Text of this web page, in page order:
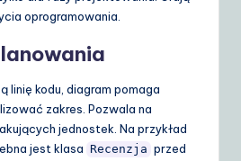
oprogramowania.
linię kodu, diagram pomaga
zakres. Pozwala na
jednostek. Na przykład
jest klasa Recenzja przed